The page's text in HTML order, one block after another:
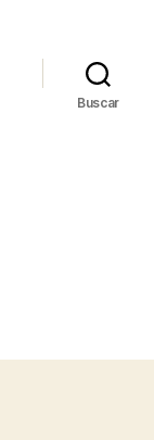
Buscar